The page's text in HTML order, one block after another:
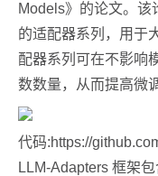
Models》的论文。该
的适配器系列，用于
配器系列可在不影响
数数量，从而提高微
代码:https://
LLM-Adapters 框架